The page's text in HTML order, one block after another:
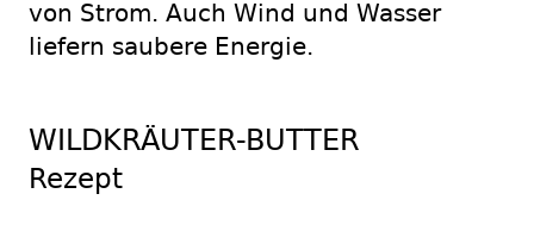
von Strom. Auch Wind und Wasser
liefern saubere Energie.
WILDKRÄUTER-BUTTER
Rezept